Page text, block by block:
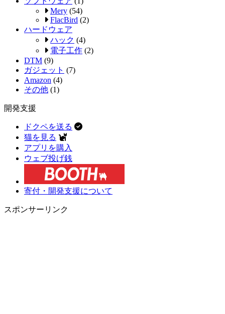
Mery (54)
FlacBird (2)
ハードウェア
ハック (4)
電子工作 (2)
DTM (9)
ガジェット (7)
Amazon (4)
その他 (1)
開発支援
ドクペを送る
猫を見る
アプリを購入
ウェブ投げ銭
寄付・開発支援について
スポンサーリンク